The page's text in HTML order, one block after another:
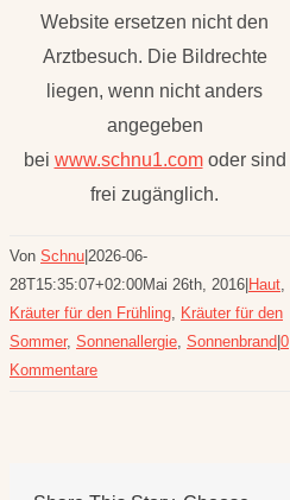
Website ersetzen nicht den
Arztbesuch. Die Bildrechte
liegen, wenn nicht anders
angegeben
bei www.schnu1.comoder sind
frei zugänglich.
Von Schnu 2026-06-
28T15:35:07+02:00Mai 26th, 2016 Haut
Kräuter für den Frühling
Kräuter für den
Sommer, Sonnenallergie Sonnenbrand 0
Kommentare